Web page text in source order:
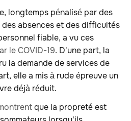
longtemps pénalisé par des
des absences et des difficultés
fiable, a vu ces
le COVID-19. D'une part, la
la demande de services de
elle a mis à rude épreuve un
déjà réduit.
que la propreté est